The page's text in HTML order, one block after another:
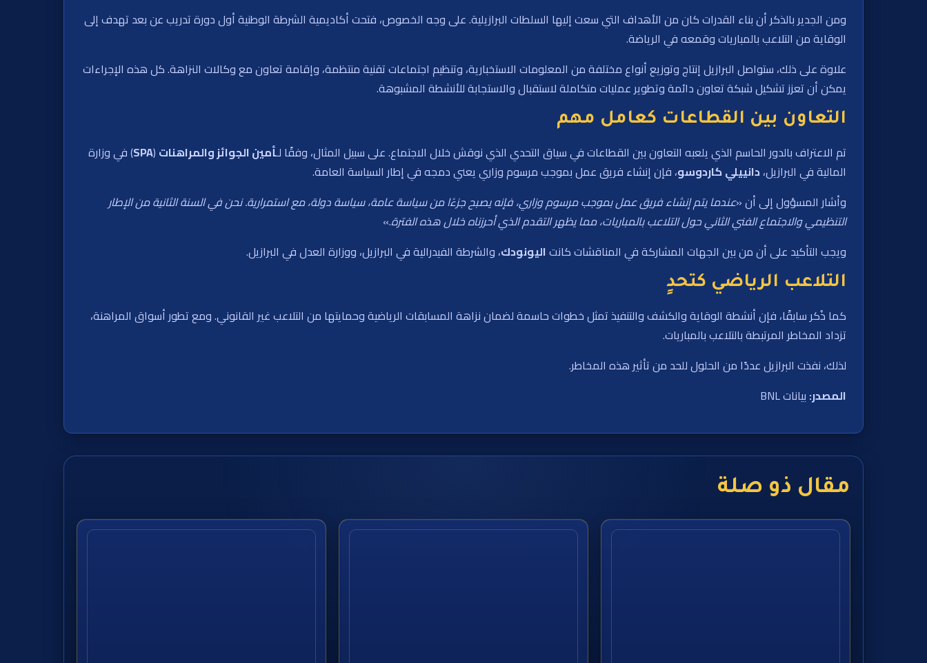
ومن الجدير بالذكر أن بناء القدرات كان من الأهداف التي سعت إليها السلطات البرازيلية. على وجه الخصوص، فتحت أكاديمية الشرطة الوطنية أول دورة تدريب عن بعد تهدف إلى
الوقاية من التلاعب بالمباريات وقمعه في الرياضة.
علاوة على ذلك، ستواصل البرازيل إنتاج وتوزيع أنواع مختلفة من المعلومات الاستخبارية، وتنظيم اجتماعات تقنية منتظمة، وإقامة تعاون مع وكالات النزاهة. كل هذه الإجراءات
يمكن أن تعزز تشكيل شبكة تعاون دائمة وتطوير عمليات متكاملة لاستقبال والاستجابة للأنشطة المشبوهة.
التعاون بين القطاعات كعامل مهم
تم الاعتراف بالدور الحاسم الذي يلعبه التعاون بين القطاعات في سياق التحدي الذي نوقش خلال الاجتماع. على سبيل المثال، وفقًا لـأمين الجوائز والمراهنات (
SPA) في وزارة
المالية في البرازيل،دانييليكاردوسو، فإن إنشاء فريق عمل بموجب مرسوم وزاري يعني دمجه في إطار السياسة العامة.
وأشار المسؤول إلى أن «عندما يتم إنشاء فريق عمل بموجب مرسوم وزاري، فإنه يصبح جزءًا من سياسة عامة، سياسة دولة، مع استمرارية. نحن في السنة الثانية من الإطار
التنظيمي والاجتماع الفني الثاني حول التلاعب بالمباريات، مما يظهر التقدم الذي أحرزناه خلال هذه الفترة.»
ويجب التأكيد على أنمن بين الجهات المشاركة في المناقشات كانتاليونودك، والشرطة الفيدرالية في البرازيل، ووزارة العدل في البرازيل.
التلاعب الرياضي كتحدٍ
كما ذُكر سابقًا، فإن أنشطة الوقاية والكشف والتنفيذ تمثل خطوات حاسمة لضمان نزاهة المسابقات الرياضية وحمايتها من التلاعب غير القانوني. ومع تطور أسواق المراهنة،
تزداد المخاطر المرتبطة بالتلاعب بالمباريات.
لذلك، نفذت البرازيل عددًا من الحلول للحد من تأثير هذه المخاطر.
المصدر: بيانات BNL
مقال ذو صلة